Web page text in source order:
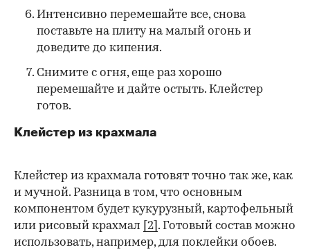
Интенсивно перемешайте все, снова
поставьте на плиту на малый огонь и
доведите до кипения.
Снимите с огня, еще раз хорошо
перемешайте и дайте остыть. Клейстер
готов.
Клейстер из крахмала
Клейстер из крахмала готовят точно так же, как
и мучной. Разница в том, что основным
компонентом будет кукурузный, картофельный
или рисовый крахмал
[2] . Готовый состав можно
использовать, например, для поклейки обоев.